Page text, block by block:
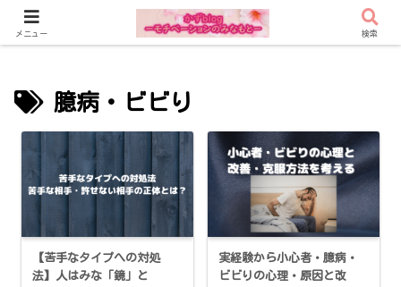
臆病・ビビり
【苦手なタイプへの対処
法】人はみな「鏡」と
実経験から小心者・臆病・
ビビりの心理・原因と改
メニュー 検索